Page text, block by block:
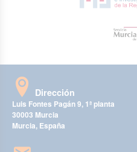
Dirección
Luis Fontes Pagán 9, 1ª planta
30003 Murcia
Murcia, España